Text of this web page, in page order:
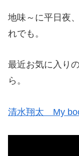
地味～に平日夜
れでも。
最近お気に入り
ら。
清水翔太 My